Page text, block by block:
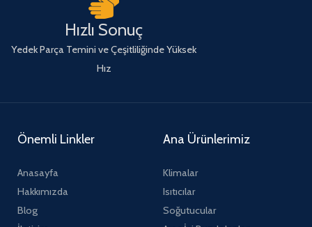
Hızlı Sonuç
Yedek Parça Temini ve Çeşitliliğinde Yüksek
Hız
Önemli Linkler
Anasayfa
Hakkımızda
Blog
Ana Ürünlerimiz
Klimalar
Isıtıcılar
Soğutucular